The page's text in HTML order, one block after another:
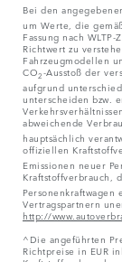
Bei den
um Werte, die
Fassung nach
Richtwert zu
Fahrzeugmodellen
CO2-Ausstoß der
aufgrund
unterscheiden bzw.
abweichende
hauptsächlich
offiziellen
Emissionen neuer
Kraftstoffverbrauch,
Vertragspartnern
http://
^Die angeführten
Richtpreise in EUR